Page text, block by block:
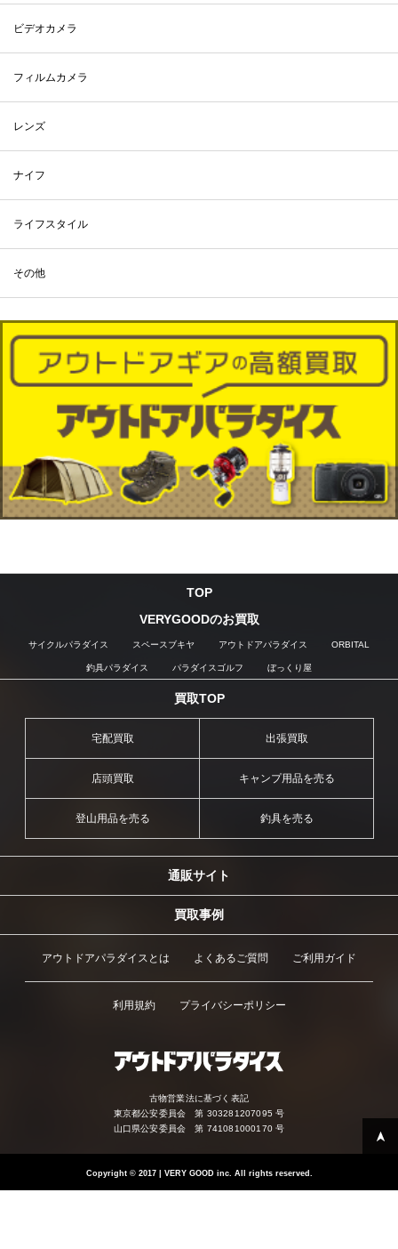
ビデオカメラ
フィルムカメラ
レンズ
ナイフ
ライフスタイル
その他
TOP
VERYGOODのお買取
サイクルパラダイス スペースブキヤ アウトドアパラダイス ORBITAL
釣具パラダイス パラダイスゴルフ ぼっくり屋
買取TOP
宅配買取 出張買取
店頭買取 キャンプ用品を売る
登山用品を売る 釣具を売る
通販サイト
買取事例
アウトドアパラダイスとは よくあるご質問 ご利用ガイド
利用規約 プライバシーポリシー
古物営業法に基づく表記
東京都公安委員会 第 303281207095 号
山口県公安委員会 第 741081000170 号
Copyright ©2017 | VERY GOOD inc. All rights reserved.